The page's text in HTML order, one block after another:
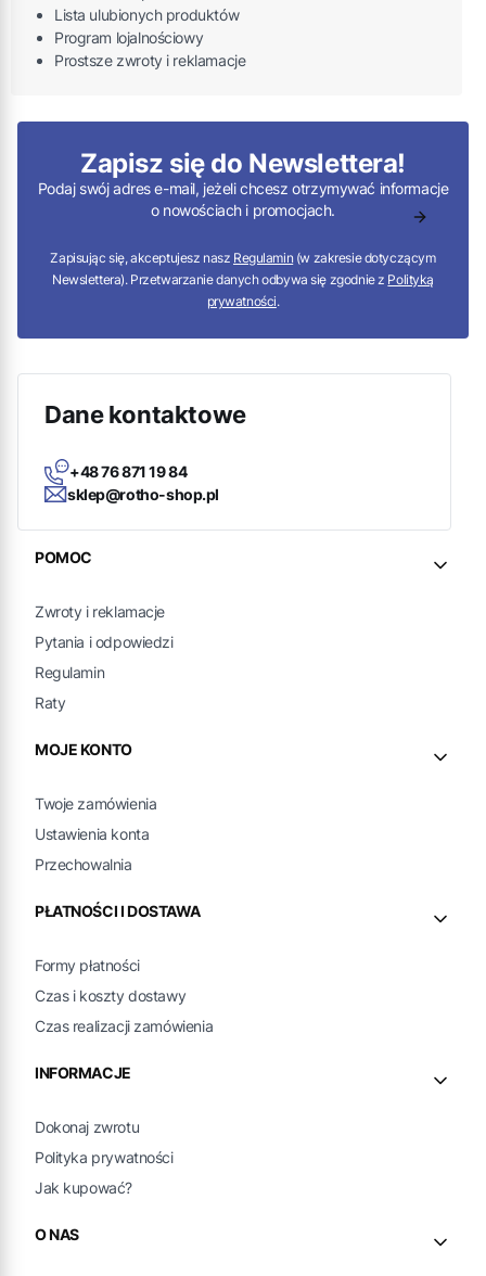
Lista ulubionych produktów
Program lojalnościowy
Prostsze zwroty i reklamacje
Zapisz się do Newslettera!
Podaj swój adres e-mail, jeżeli chcesz otrzymywać informacje
o nowościach i promocjach.
Zapisując się, akceptujesz nasz Regulamin (w zakresie dotyczącym
Newslettera). Przetwarzanie danych odbywa się zgodnie z Polityką
prywatności.
Dane kontaktowe
+48 76 871 19 84
sklep@rotho-shop.pl
Linki w stopce
POMOC
Zwroty i reklamacje
Pytania i odpowiedzi
Regulamin
Raty
MOJE KONTO
Twoje zamówienia
Ustawienia konta
Przechowalnia
PŁATNOŚCI I DOSTAWA
Formy płatności
Czas i koszty dostawy
Czas realizacji zamówienia
INFORMACJE
Dokonaj zwrotu
Polityka prywatności
Jak kupować?
O NAS